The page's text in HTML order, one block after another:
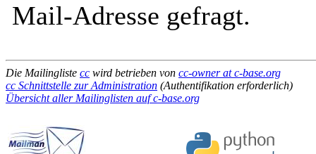
Mail-Adresse gefragt.
Die Mailingliste cc wird betrieben von cc-owner at c-base.org
cc Schnittstelle zur Administration (Authentifikation erforderlich)
Übersicht aller Mailinglisten auf c-base.org